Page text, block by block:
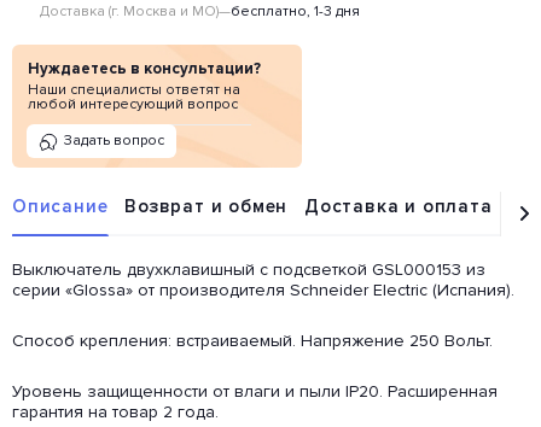
Доставка (г. Москва и МО)—бесплатно, 1-3 дня
Нуждаетесь в консультации?
Наши специалисты ответят на
любой интересующий вопрос
Задать вопрос
Описание Возврат и обмен Доставка и оплата
Выключатель двухклавишный с подсветкой GSL000153 из
серии «Glossa» от производителя Schneider Electric (Испания).
Способ крепления: встраиваемый. Напряжение 250 Вольт.
Уровень защищенности от влаги и пыли IP20. Расширенная
гарантия на товар 2 года.